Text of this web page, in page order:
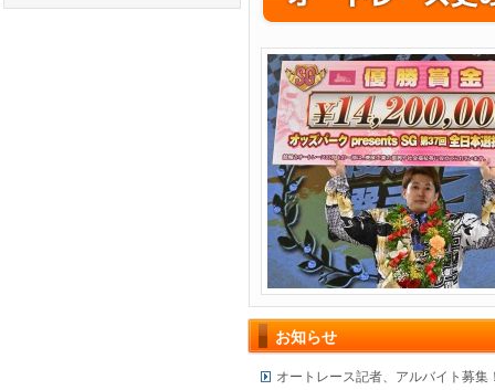
お知らせ
オートレース記者、アルバイト募集